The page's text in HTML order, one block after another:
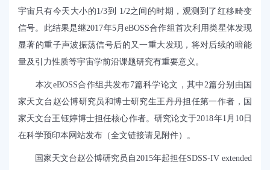
宇宙只有今天大小的1/3到 1/2之间的时期，观测到了 红移畸变
信号。 此结果是继2017年5月eBOSS合作组首次利用类星体发现
显著的重子声波振荡信号后的又一重大发现，将对后续的暗能
量及引力性质等宇宙学前沿课题研究有重要意义。
本次eBOSS合作组共发布7篇科学论文，其中 2篇分别由国
家天文台赵公博研究员和博士研究生王丹丹担任第一作者，国
家天文台王钰婷博士担任核心作者。研究论文于2018年1 月 10日
在科学预印本网站发布（全文链接请见附件） 。
国家天文台赵公博研究员自2015年起担任SDSS-IV extended